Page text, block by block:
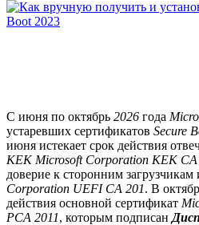
С июня по октябрь 2026 года
устаревших сертификатов Secure
июня истекает срок действия
KEK Microsoft Corporation KEK CA
доверие к сторонним
Corporation UEFI CA 201. В
действия основной сертификат
PCA 2011, которым подписан